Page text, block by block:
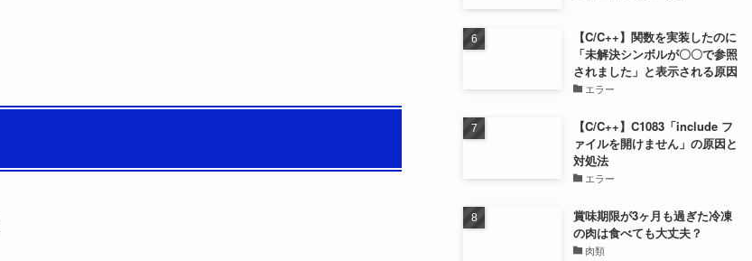
【C/C++】関数を実装したのに
「未解決シンボルが〇〇で参照
されました」と表示される原因
エラー
【C/C++】C1083「include フ
ァイルを開けません」の原因と
対処法
エラー
賞味期限が3ヶ月も過ぎた冷凍
の肉は食べても大丈夫？
肉類